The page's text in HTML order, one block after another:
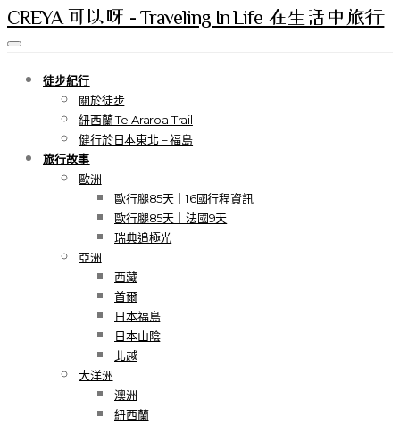
CREYA 可以呀 - Traveling In Life 在生活中旅行
徒步紀行
關於徒步
紐西蘭 Te Araroa Trail
健行於日本東北 – 福島
旅行故事
歐洲
歐行腿85天｜16國行程資訊
歐行腿85天｜法國9天
瑞典追極光
亞洲
西藏
首爾
日本福島
日本山陰
北越
大洋洲
澳洲
紐西蘭